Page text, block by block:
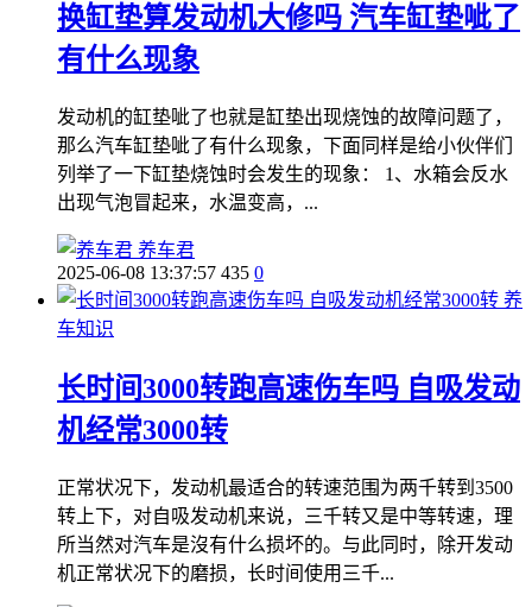
换缸垫算发动机大修吗 汽车缸垫呲了
有什么现象
发动机的缸垫呲了也就是缸垫出现烧蚀的故障问题了，
那么汽车缸垫呲了有什么现象，下面同样是给小伙伴们
列举了一下缸垫烧蚀时会发生的现象： 1、水箱会反水
出现气泡冒起来，水温变高，...
养车君
2025-06-08 13:37:57 435 0
养
车知识
长时间3000转跑高速伤车吗 自吸发动
机经常3000转
正常状况下，发动机最适合的转速范围为两千转到3500
转上下，对自吸发动机来说，三千转又是中等转速，理
所当然对汽车是沒有什么损坏的。与此同时，除开发动
机正常状况下的磨损，长时间使用三千...